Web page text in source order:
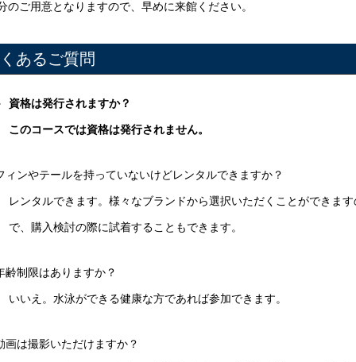
のご用意となりますので、早めに来館ください。
あるご質問
資格は発行されますか？
このコースでは資格は発行されません。
ィンやテールを持っていないけどレンタルできますか？
レンタルできます。様々なブランドから選択いただくことができます
で、購入検討の際に試着することもできます。
齢制限はありますか？
いいえ。水泳ができる健康な方であれば参加できます。
画は撮影いただけますか？